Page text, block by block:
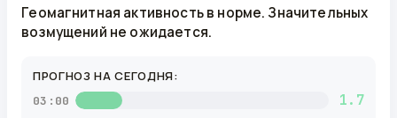
Геомагнитная активность в норме. Значительных
возмущений не ожидается.
ПРОГНОЗ НА СЕГОДНЯ:
03:00 1.7